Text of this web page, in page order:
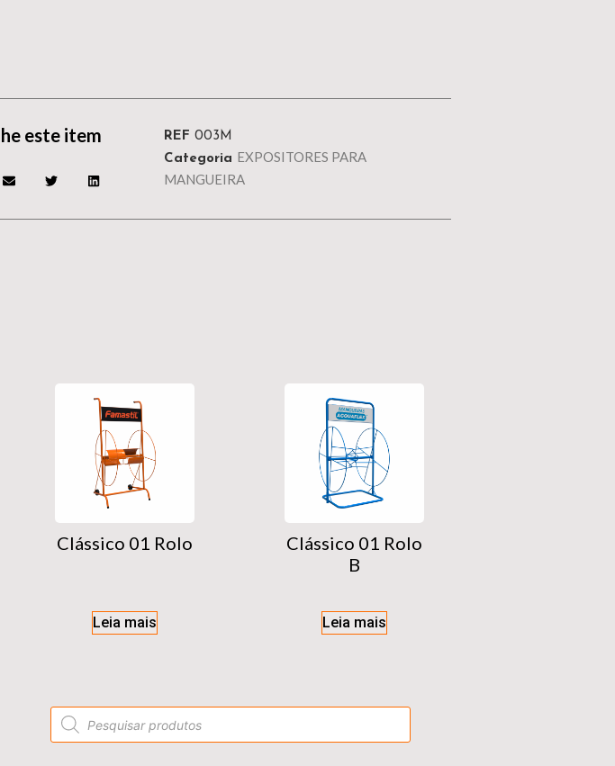
este item REF 003M
Categoria EXPOSITORES PARA
MANGUEIRA
Clássico 01 Rolo
Leia mais
Clássico 01 Rolo
B
Leia mais